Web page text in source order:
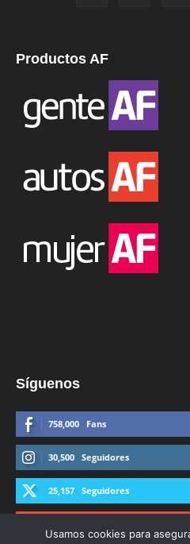
Productos AF
Síguenos
758,000 Fans
30,500 Seguidores
25,157 Seguidores
Usamos cookies para